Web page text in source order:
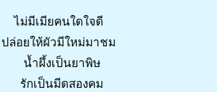
ไม่มีเมียคนใดใจดี
ปล่อยให้ผัวมีใหม่มาชม
น้ำผึ้งเป็นยาพิษ
รักเป็นมีดสองคม